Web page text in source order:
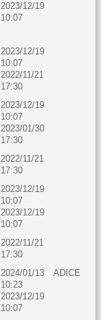
2023/12/19
10:07
2023/12/19
10:07
2022/11/21
17:30
2023/12/19
10:07
2023/01/30
17:30
2022/11/21
17:30
2023/12/19
10:07
2023/12/19
10:07
2022/11/21
17:30
2024/01/13
10:23
ADICE
2023/12/19
10:07